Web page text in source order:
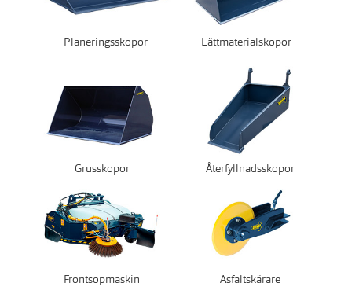
Planeringsskopor Lättmaterialskopor
Grusskopor Återfyllnadsskopor
Frontsopmaskin Asfaltskärare